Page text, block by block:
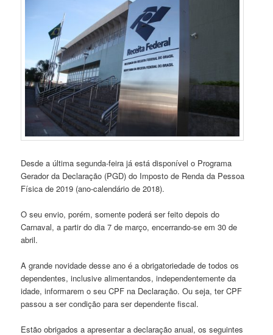
Desde a última segunda-feira já está disponível o Programa
Gerador da Declaração (PGD) do Imposto de Renda da Pessoa
Física de 2019 (ano-calendário de 2018).
O seu envio, porém, somente poderá ser feito depois do
Carnaval, a partir do dia 7 de março, encerrando-se em 30 de
abril.
A grande novidade desse ano é a obrigatoriedade de todos os
dependentes, inclusive alimentandos, independentemente da
idade, informarem o seu CPF na Declaração. Ou seja, ter CPF
passou a ser condição para ser dependente fiscal.
Estão obrigados a apresentar a declaração anual, os seguintes